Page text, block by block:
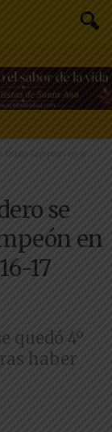
Bilbao Campeón en la
se
en
17
quedó 4º
haber